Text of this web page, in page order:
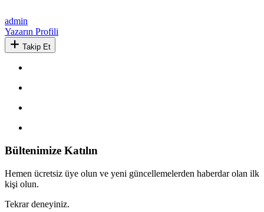
admin
Yazarın Profili
Takip Et
Bültenimize Katılın
Hemen ücretsiz üye olun ve yeni güncellemelerden haberdar olan ilk
kişi olun.
Tekrar deneyiniz.